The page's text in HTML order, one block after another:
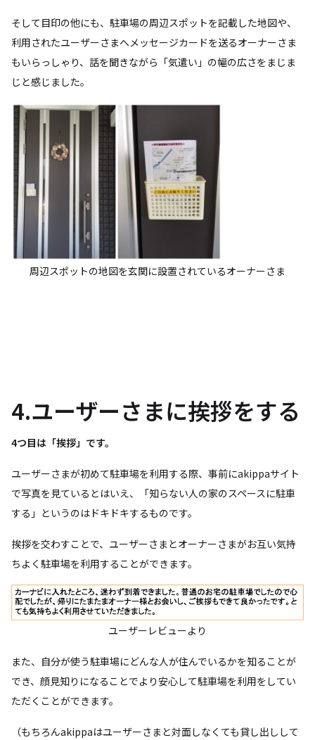
そして目印の他にも、駐車場の周辺スポットを記載した地図や、
利用されたユーザーさまへメッセージカードを送るオーナーさま
もいらっしゃり、話を聞きながら「気遣い」の幅の広さをまじま
じと感じました。
周辺スポットの地図を玄関に設置されているオーナーさま
4.ユーザーさまに挨拶をする
4つ目は「挨拶」です。
ユーザーさまが初めて駐車場を利用する際、事前にakippaサイト
で写真を見ているとはいえ、「知らない人の家のスペースに駐車
する」というのはドキドキするものです。
挨拶を交わすことで、ユーザーさまとオーナーさまがお互い気持
ちよく駐車場を利用することができます。
ユーザーレビューより
また、自分が使う駐車場にどんな人が住んでいるかを知ることが
でき、顔見知りになることでより安心して駐車場を利用をしてい
ただくことができます。
（もちろんakippaはユーザーさまと対面しなくても貸し出しして